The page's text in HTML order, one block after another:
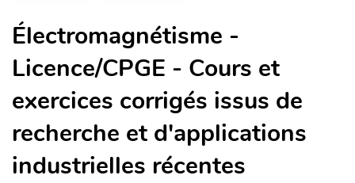
Électromagnétisme -
Licence/CPGE - Cours et
exercices corrigés issus de
recherche et d'applications
industrielles récentes